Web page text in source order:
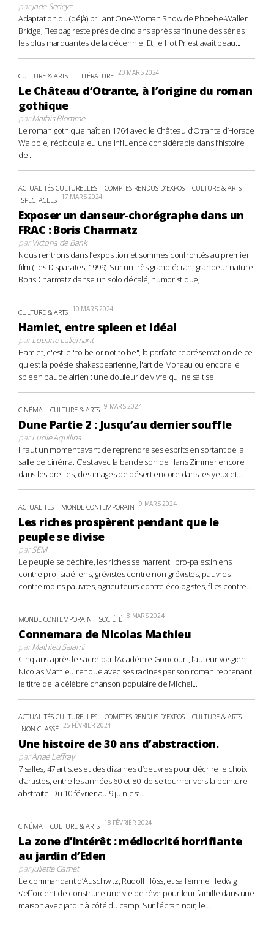
parJade Serieys
Adaptation du (déjà) brillant One-Woman Show de Phoebe-Waller
Bridge, Fleabag reste près de cinq ans après sa fin une des séries
les plus marquantes de la décennie. Et, le Hot Priest avait beau...
CULTURE & ARTS LITTÉRATURE 20 MARS 2024
Le Château d’Otrante, à l’origine du roman
gothique
parMathis Blomme
Le roman gothique naît en 1764 avec le Château d’Otrante d’Horace
Walpole, récit qui a eu une influence considérable dans l’histoire
de...
ACTUALITÉS CULTURELLES COMPTES RENDUS D'EXPOS
CULTURE & ARTS
SPECTACLES 17 MARS 2024
Exposer un danseur-chorégraphe dans un
FRAC : Boris Charmatz
parVictoria de Bank
Nous rentrons dans l’exposition et sommes confrontés au premier
film (Les Disparates, 1999). Sur un très grand écran, grandeur nature
Boris Charmatz danse un solo décalé, humoristique,...
CULTURE & ARTS 10 MARS 2024
Hamlet, entre spleen et idéal
parLouane Lallemant
Hamlet, c'est le "to be or not to be", la parfaite représentation de ce
qu'est la poésie shakespearienne, l'art de Moreau ou encore le
spleen baudelairien : une douleur de vivre qui ne sait se...
CINÉMA CULTURE & ARTS 9 MARS 2024
Dune Partie 2 : Jusqu’au dernier souffle
parLucile Aquilina
Il faut un moment avant de reprendre ses esprits en sortant de la
salle de cinéma. C’est avec la bande son de Hans Zimmer encore
dans les oreilles, des images de désert encore dans les yeux et...
ACTUALITÉS MONDE CONTEMPORAIN 9 MARS 2024
Les riches prospèrent pendant que le
peuple se divise
parSEM
Le peuple se déchire, les riches se marrent : pro-palestiniens
contre pro-israéliens, grévistes contre non-grévistes, pauvres
contre moins pauvres, agriculteurs contre écologistes, flics contre...
MONDE CONTEMPORAIN SOCIÉTÉ 8 MARS 2024
Connemara de Nicolas Mathieu
parMathieu Salami
Cinq ans après le sacre par l’Académie Goncourt, l’auteur vosgien
Nicolas Mathieu renoue avec ses racines par son roman reprenant
le titre de la célèbre chanson populaire de Michel...
ACTUALITÉS CULTURELLES COMPTES RENDUS D'EXPOS
CULTURE & ARTS
NON CLASSÉ 25 FÉVRIER 2024
Une histoire de 30 ans d’abstraction.
parAnaë Leffray
7 salles, 47 artistes et des dizaines d’oeuvres pour décrire le choix
d’artistes, entre les années 60 et 80, de se tourner vers la peinture
abstraite. Du 10 février au 9 juin est...
CINÉMA CULTURE & ARTS 18 FÉVRIER 2024
La zone d’intérêt : médiocrité horrifiante
au jardin d’Eden
parJuliette Gamet
Le commandant d’Auschwitz, Rudolf Höss, et sa femme Hedwig
s’efforcent de construire une vie de rêve pour leur famille dans une
maison avec jardin à côté du camp. Sur l’écran noir, le...